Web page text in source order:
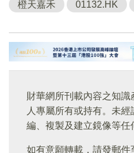
橙天嘉禾 01132.HK
財華網所刊載內容之知識
人專屬所有或持有。未
編、複製及建立鏡像等任
如有意願轉載，請發郵件